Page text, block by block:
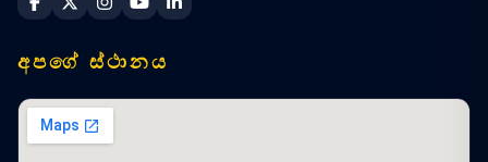
Sri Lanka Navy Facebook
Sri Lanka Navy X
Sri Lanka Navy Instagram
Sri Lanka Navy YouTube
Sri Lanka Navy LinkedIn
අපගේ ස්ථානය